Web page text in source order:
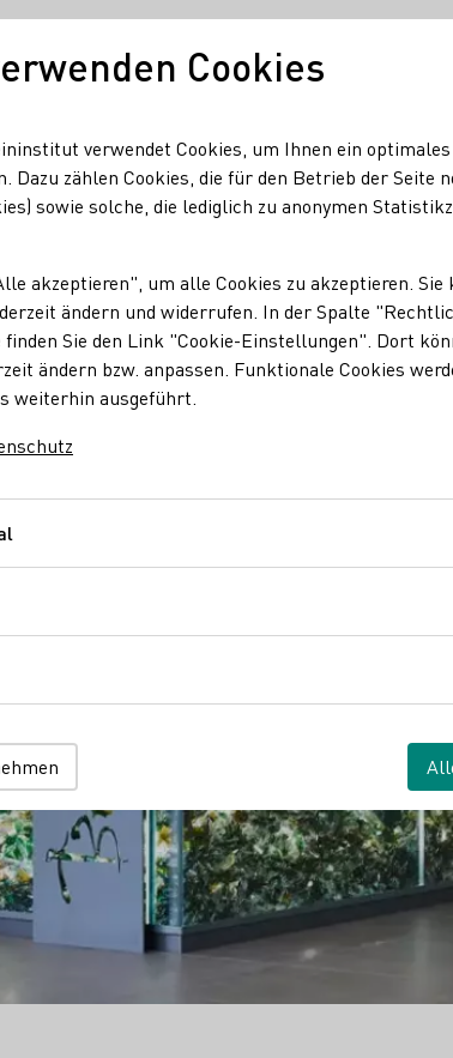
Cookies
verwendet Cookies, um Ihnen ein
Dazu zählen Cookies, die für den Betrieb der Seite
sowie solche, die lediglich zu anonymen
akzeptieren", um alle Cookies zu akzeptieren. Sie
ändern und widerrufen. In der Spalte
finden Sie den Link "Cookie-Einstellungen". Dort
ändern bzw. anpassen. Funktionale Cookies
weiterhin ausgeführt.
Funktional